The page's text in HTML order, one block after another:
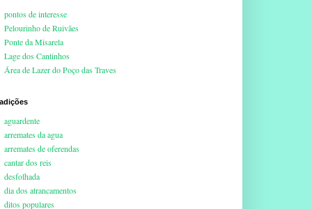
pontos de interesse
Pelourinho de Ruivães
Ponte da Misarela
Lage dos Cantinhos
Área de Lazer do Poço das Traves
aguardente
arremates da agua
arremates de oferendas
cantar dos reis
desfolhada
dia dos atrancamentos
ditos populares